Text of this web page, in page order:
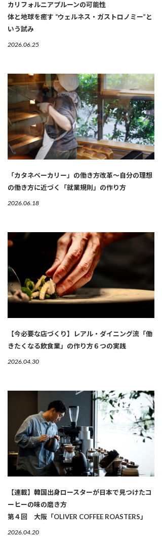
カリフォルニアプルーンの可能性
体と地球を癒す “ウェルネス・ガストロノミー”と
いう試み
2026.06.25
「カタネベーカリー」の働き方改革～自分の理想
の働き方に近づく「就業規則」の作り方
2026.06.18
【今必要な店づくり】レアル・ダイニング流「働
きたくなる飲食業」の作り方６つの実践
2026.04.30
【連載】韓国出身ロースターが日本で見つけたコ
ーヒーの味の磨き方
第４回 大阪「OLIVER COFFEE ROASTERS」
2026.04.20